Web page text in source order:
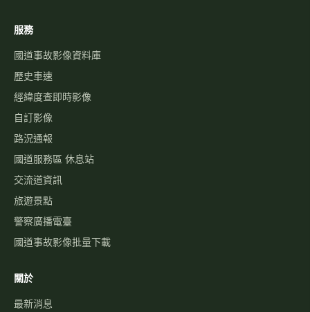
服務
國道事故影像資料庫
歷史車速
經緯度查即時影像
自訂影像
路況通報
國道服務區 休息站
交流道資訊
旅遊景點
警察廣播電臺
國道事故影像批量下載
關於
最新消息